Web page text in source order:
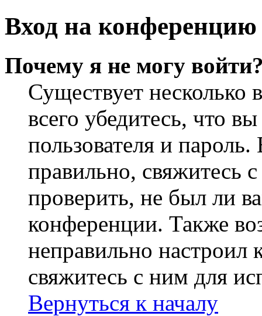
Вход на конференцию
Почему я не могу
Существует
всего убедитесь, что
пользователя и
правильно, свяжитесь
проверить, не был ли
конференции. Также
неправильно
свяжитесь с ним для
Вернуться к началу